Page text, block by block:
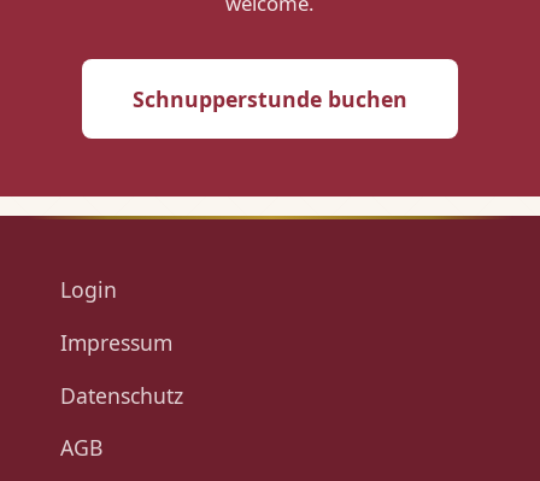
Schnupperstunde buchen
Login
Impressum
Datenschutz
AGB